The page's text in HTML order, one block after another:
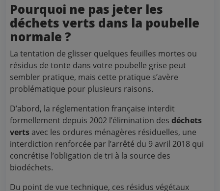
Pourquoi ne pas jeter les
déchets verts dans la poubelle
normale ?
La tentation de glisser quelques feuilles mortes ou
résidus de tonte dans votre poubelle grise peut
sembler pratique, mais cette pratique s’avère
problématique pour plusieurs raisons.
D’abord, la réglementation française interdit
formellement depuis 2002 l’élimination des déchets
verts avec les ordures ménagères résiduelles, une
interdiction renforcée par l’arrêté du 9 avril 2018 qui
concrétise l’obligation de tri à la source des
biodéchets.
Du point de vue technique, ces résidus végétaux